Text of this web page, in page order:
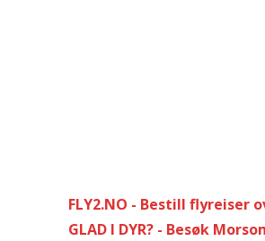
FLY2.NO - Bestill flyreiser
GLAD I DYR? - Besøk